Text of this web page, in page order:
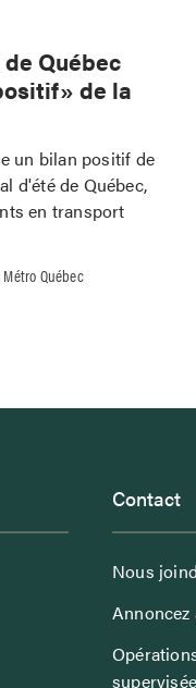
Québec
de la
un bilan positif de
d'été de Québec,
en transport
Québec
Contact
Nous
Annoncez